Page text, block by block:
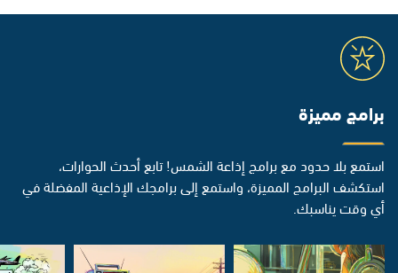
برامج مميزة
استمع بلا حدود مع برامج إذاعة الشمس! تابع أحدث الحوارات،
استكشف البرامج المميزة، واستمع إلى برامجك الإذاعية المفضلة في
أي وقت يناسبك.